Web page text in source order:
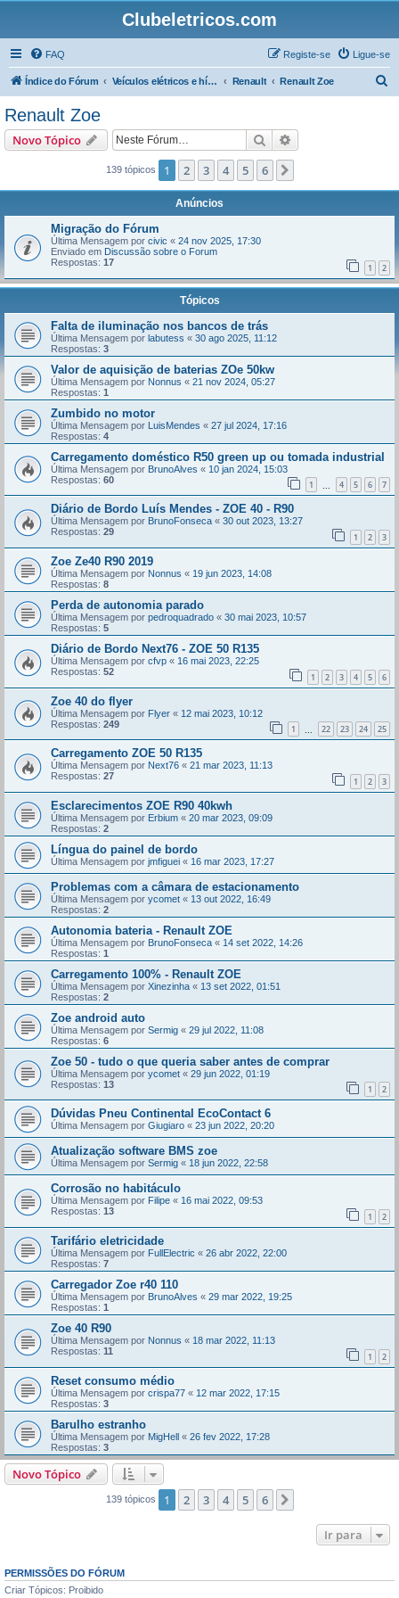
Clubeletricos.com
FAQ Ligue-se
Registe-se
Índice do Fórum Veículos elétricos e híbridos plug-in Renault Renault Zoe
Renault Zoe
Novo Tópico Pesquisar
139 tópicos 1 2 3 4 5 6
Anúncios
Migração do Fórum
Última Mensagem por civic « 24 nov 2025, 17:30
Enviado em Discussão sobre o Forum
Respostas: 17 1 2
Tópicos
Falta de iluminação nos bancos de trás
Última Mensagem por labutess « 30 ago 2025, 11:12
Respostas: 3
Valor de aquisição de baterias ZOe 50kw
Última Mensagem por Nonnus « 21 nov 2024, 05:27
Respostas: 1
Zumbido no motor
Última Mensagem por LuisMendes « 27 jul 2024, 17:16
Respostas: 4
Carregamento doméstico R50 green up ou tomada industrial
Última Mensagem por BrunoAlves « 10 jan 2024, 15:03
Respostas: 60 1 4 5 6 7
Diário de Bordo Luís Mendes - ZOE 40 - R90
Última Mensagem por BrunoFonseca « 30 out 2023, 13:27
Respostas: 29 1 2 3
Zoe Ze40 R90 2019
Última Mensagem por Nonnus « 19 jun 2023, 14:08
Respostas: 8
Perda de autonomia parado
Última Mensagem por pedroquadrado « 30 mai 2023, 10:57
Respostas: 5
Diário de Bordo Next76 - ZOE 50 R135
Última Mensagem por cfvp « 16 mai 2023, 22:25
Respostas: 52 1 2 3 4 5 6
Zoe 40 do flyer
Última Mensagem por Flyer « 12 mai 2023, 10:12
Respostas: 249 1 22 23 24 25
Carregamento ZOE 50 R135
Última Mensagem por Next76 « 21 mar 2023, 11:13
Respostas: 27 1 2 3
Esclarecimentos ZOE R90 40kwh
Última Mensagem por Erbium « 20 mar 2023, 09:09
Respostas: 2
Língua do painel de bordo
Última Mensagem por jmfiguei « 16 mar 2023, 17:27
Problemas com a câmara de estacionamento
Última Mensagem por ycomet « 13 out 2022, 16:49
Respostas: 2
Autonomia bateria - Renault ZOE
Última Mensagem por BrunoFonseca « 14 set 2022, 14:26
Respostas: 1
Carregamento 100% - Renault ZOE
Última Mensagem por Xinezinha « 13 set 2022, 01:51
Respostas: 2
Zoe android auto
Última Mensagem por Sermig « 29 jul 2022, 11:08
Respostas: 6
Zoe 50 - tudo o que queria saber antes de comprar
Última Mensagem por ycomet « 29 jun 2022, 01:19
Respostas: 13 1 2
Dúvidas Pneu Continental EcoContact 6
Última Mensagem por Giugiaro « 23 jun 2022, 20:20
Atualização software BMS zoe
Última Mensagem por Sermig « 18 jun 2022, 22:58
Corrosão no habitáculo
Última Mensagem por Filipe « 16 mai 2022, 09:53
Respostas: 13 1 2
Tarifário eletricidade
Última Mensagem por FullElectric « 26 abr 2022, 22:00
Respostas: 7
Carregador Zoe r40 110
Última Mensagem por BrunoAlves « 29 mar 2022, 19:25
Respostas: 1
Zoe 40 R90
Última Mensagem por Nonnus « 18 mar 2022, 11:13
Respostas: 11 1 2
Reset consumo médio
Última Mensagem por crispa77 « 12 mar 2022, 17:15
Respostas: 3
Barulho estranho
Última Mensagem por MigHell « 26 fev 2022, 17:28
Respostas: 3
Novo Tópico
139 tópicos 1 2 3 4 5 6
Ir para
PERMISSÕES DO FÓRUM
Criar Tópicos: Proibido